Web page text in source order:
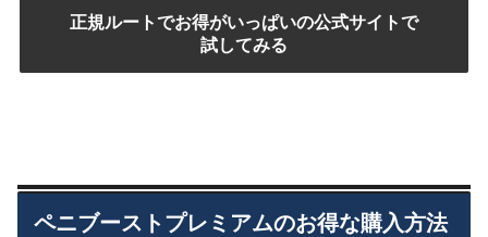
正規ルートでお得がいっぱいの公式サイトで
試してみる
ペニブーストプレミアムのお得な購入方法